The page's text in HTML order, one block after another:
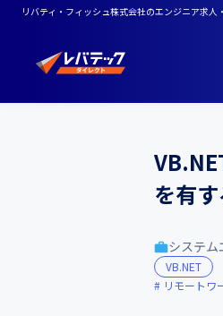
リバティ・フィッシュ株式会社のエンジニア求
を有
システム
VB.NET
リモートワ